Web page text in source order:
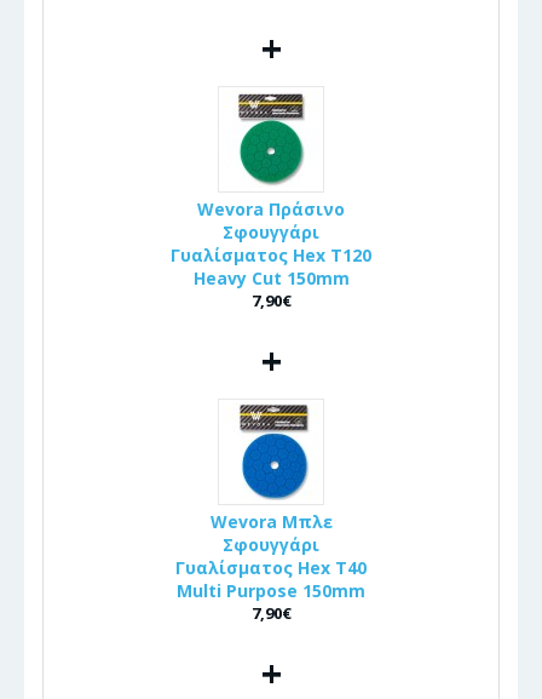
+
Wevora Πράσινο
Σφουγγάρι
Γυαλίσματος Hex T120
Heavy Cut 150mm
7,90€
+
Wevora Μπλε
Σφουγγάρι
Γυαλίσματος Hex T40
Multi Purpose 150mm
7,90€
+